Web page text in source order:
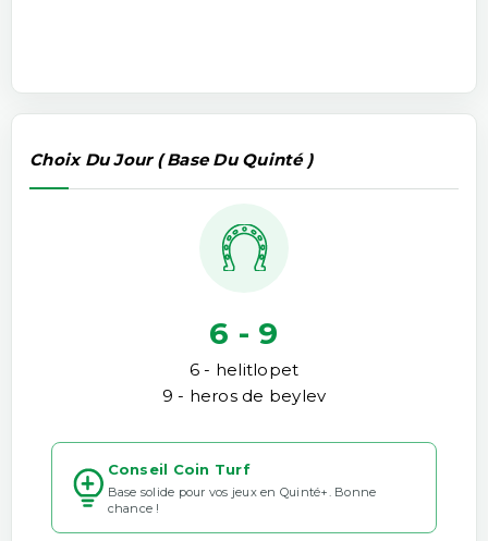
Choix Du Jour ( Base Du Quinté )
6 - 9
6 - helitlopet
9 - heros de beylev
Conseil Coin Turf
Base solide pour vos jeux en Quinté+. Bonne
chance !